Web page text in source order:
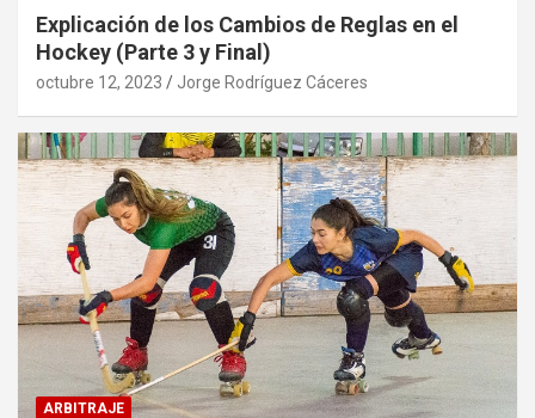
Explicación de los Cambios de Reglas en el
Hockey (Parte 3 y Final)
octubre 12, 2023 Jorge Rodríguez Cáceres
ARBITRAJE